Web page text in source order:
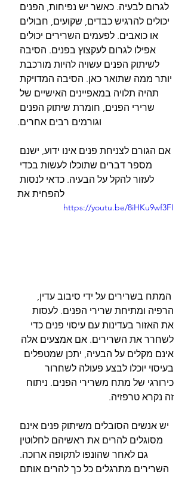
לגרום לבעיה. כאשר יש נפיחות, הפנים
יכולים להרגיש כבדים, שקועים, חבולים
או כואבים. לפעמים השרירים יכולים
אפילו לגרום לעקצוץ בפנים. הסיבה
לשיתוק הפנים עשויה להיות מורכבת
יותר ממה שתואר כאן. הסיבה המדויקת
תהיה תלויה במאפיינים האישיים של
שרירי הפנים, חומרת שיתוק הפנים
וגורמים רבים אחרים.
אם הגורם לצניחת פנים אינו ידוע, ישנם
מספר דברים שתוכלו לעשות בכדי
לעזור להקל על הבעיה. כדאי לנסות
להפחית את
https://youtu.be/8iHKu9wf3FI
המתח בשרירים על ידי סיבוב עדין,
הרפיה ומתיחת שרירי הפנים. לעסות
את האזור בעדינות עם עיסוי פנים כדי
לשחרר את השרירים. אם אמצעים אלה
אינם מקלים על הבעיה, יתכן שמטפלים
בעיסוי יוכלו לבצע פעולה לשחרור
כירורגי של מתח משרירי הפנים. ניתוח
זה נקרא טרפזיה.
יש אנשים הסובלים משיתוק פנים אינם
מסוגלים להרים את ראשיהם לחלוטין
גם לאחר שהונפו לתקופה ארוכה.
השרירים מתרגלים כל כך להרים אותם